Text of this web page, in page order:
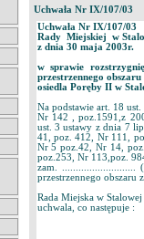
Uchwała Nr IX/107/03
Uchwała Nr IX/107/03
Rady Miejskiej w
z dnia 30 maja 2003r.
w sprawie
przestrzennego
osiedla Poręby II w
Na podstawie art. 18
Nr 142 , poz.1591,z
ust. 3 ustawy z dnia 7
41, poz. 412, Nr 111,
Nr 5 poz.42, Nr 14,
poz.253, Nr 113,poz.
zam. ...........................
przestrzennego obszaru
Rada Miejska w
uchwala, co następuje :